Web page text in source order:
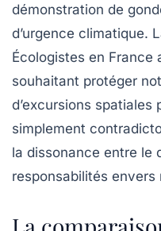
démonstration de
d’urgence climatique.
Écologistes en France
souhaitant protéger
d’excursions
simplement
la dissonance entre le
responsabilités envers